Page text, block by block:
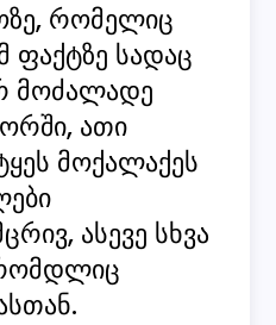
რომელიც
ფაქტზე სადაც
მოძალადე
ათი
მოქალაქეს
ასევე სხვა
რომდლიც